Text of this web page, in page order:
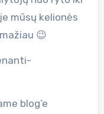
mūsų kelionės
😉
blog’e